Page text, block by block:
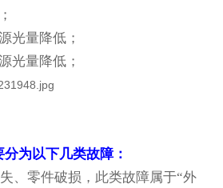
光量降低；
光量降低；
为以下几类故障：
、零件破损，此类故障属于“外